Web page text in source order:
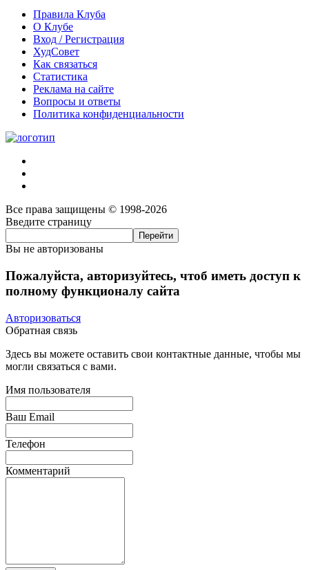
Правила Клуба
О Клубе
Вход / Регистрация
ХудСовет
Как связаться
Статистика
Реклама на сайте
Вопросы и ответы
Политика конфиденциальности
Все права защищены © 1998-2026
Введите страницу
Вы не авторизованы
Пожалуйста, авторизуйтесь, чтоб иметь доступ к
полному функционалу сайта
Авторизоваться
Обратная связь
Здесь вы можете оставить свои контактные данные, чтобы мы
могли связаться с вами.
Имя пользователя
Ваш Email
Телефон
Комментарий